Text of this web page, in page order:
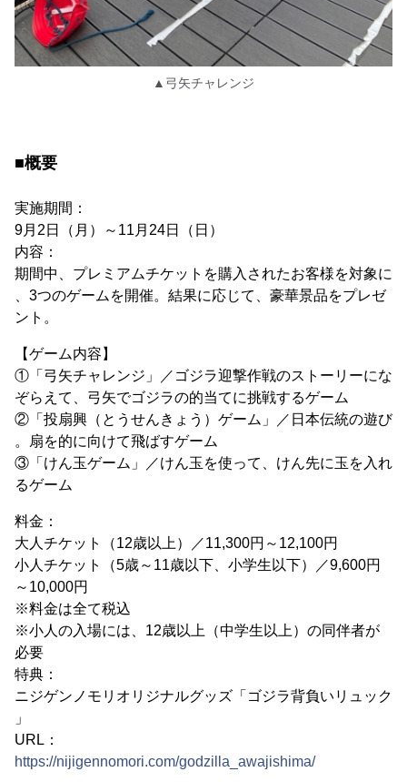
▲弓矢チャレンジ
■概要
実施期間：
9月2日（月）～11月24日（日）
内容：
期間中、プレミアムチケットを購入されたお客様を対象に
、3つのゲームを開催。結果に応じて、豪華景品をプレゼ
ント。
【ゲーム内容】
①「弓矢チャレンジ」／ゴジラ迎撃作戦のストーリーにな
ぞらえて、弓矢でゴジラの的当てに挑戦するゲーム
②「投扇興（とうせんきょう）ゲーム」／日本伝統の遊び
。扇を的に向けて飛ばすゲーム
③「けん玉ゲーム」／けん玉を使って、けん先に玉を入れ
るゲーム
料金：
大人チケット（12歳以上）／11,300円～12,100円
小人チケット（5歳～11歳以下、小学生以下）／9,600円
～10,000円
※料金は全て税込
※小人の入場には、12歳以上（中学生以上）の同伴者が
必要
特典：
ニジゲンノモリオリジナルグッズ「ゴジラ背負いリュック
」
URL：
https://nijigennomori.com/godzilla_awajishima/